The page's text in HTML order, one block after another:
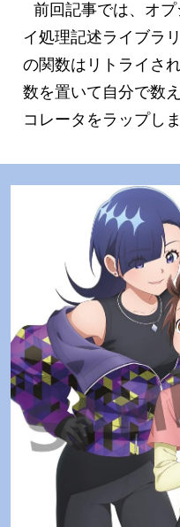
前回記事では、オ
イ処理記述ライブラ
の関数はリトライさ
数を置いて自分で数
コレータをラップし